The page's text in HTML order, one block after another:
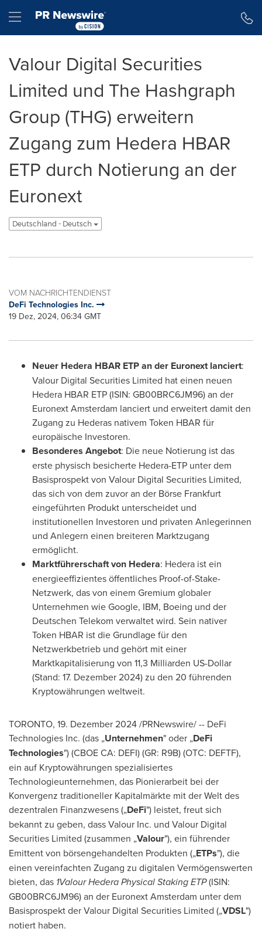
Hamburger menu
Valour Digital Securities
Limited und The Hashgraph
Group (THG) erweitern
Zugang zum Hedera HBAR
ETP durch Notierung an der
Euronext
Deutschland - Deutsch
VOM NACHRICHTENDIENST
DeFi Technologies Inc.
19 Dez, 2024, 06:34 GMT
Neuer Hedera HBAR ETP an der Euronext lanciert:
Valour Digital Securities Limited hat einen neuen
Hedera HBAR ETP (ISIN: GB00BRC6JM96) an der
Euronext Amsterdam lanciert und erweitert damit den
Zugang zu Hederas nativem Token HBAR für
europäische Investoren.
Besonderes Angebot: Die neue Notierung ist das
erste physisch besicherte Hedera-ETP unter dem
Basisprospekt von Valour Digital Securities Limited,
das sich von dem zuvor an der Börse Frankfurt
eingeführten Produkt unterscheidet und
institutionellen Investoren und privaten Anlegerinnen
und Anlegern einen breiteren Marktzugang
ermöglicht.
Marktführerschaft von Hedera: Hedera ist ein
energieeffizientes öffentliches Proof-of-Stake-
Netzwerk, das von einem Gremium globaler
Unternehmen wie Google, IBM, Boeing und der
Deutschen Telekom verwaltet wird. Sein nativer
Token HBAR ist die Grundlage für den
Netzwerkbetrieb und gehört mit einer
Marktkapitalisierung von 11,3 Milliarden US-Dollar
(Stand: 17. Dezember 2024) zu den 20 führenden
Kryptowährungen weltweit.
TORONTO, 19. Dezember 2024/PRNewswire/ -- DeFi
Technologies Inc. (das „Unternehmen" oder „DeFi
Technologies") (CBOE CA: DEFI) (GR: R9B) (OTC: DEFTF),
ein auf Kryptowährungen spezialisiertes
Technologieunternehmen, das Pionierarbeit bei der
Konvergenz traditioneller Kapitalmärkte mit der Welt des
dezentralen Finanzwesens („DeFi") leistet, freut sich
bekannt zu geben, dass Valour Inc. und Valour Digital
Securities Limited (zusammen „Valour"), ein führender
Emittent von börsengehandelten Produkten („ETPs"), die
einen vereinfachten Zugang zu digitalen Vermögenswerten
bieten, das 1Valour Hedera Physical Staking ETP(ISIN:
GB00BRC6JM96) an der Euronext Amsterdam unter dem
Basisprospekt der Valour Digital Securities Limited („VDSL")
notiert haben.